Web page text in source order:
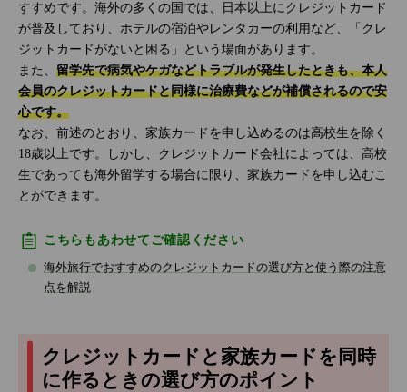
すすめです。海外の多くの国では、日本以上にクレジットカード
が普及しており、ホテルの宿泊やレンタカーの利用など、「クレ
ジットカードがないと困る」という場面があります。
また、 留学先で病気やケガなどトラブルが発生したときも、本人
会員のクレジットカードと同様に治療費などが補償されるので安
心です。
なお、前述のとおり、家族カードを申し込めるのは高校生を除く
18歳以上です。しかし、クレジットカード会社によっては、高校
生であっても海外留学する場合に限り、家族カードを申し込むこ
とができます。
こちらもあわせてご確認ください
海外旅行でおすすめのクレジットカードの選び方と使う際の注意
点を解説
クレジットカードと家族カードを同時
に作るときの選び方のポイント